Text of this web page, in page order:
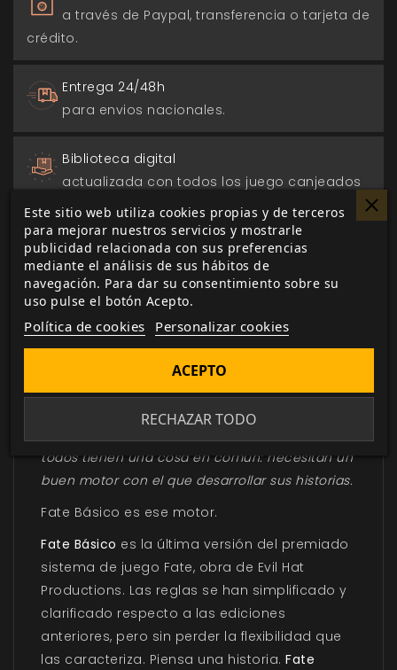
a través de Paypal, transferencia o tarjeta de
crédito.
Entrega 24/48h
para envios nacionales.
Biblioteca digital
actualizada con todos los juego canjeados
o comprados.
DESCRIPCIÓN
La suma sacerdotisa de una horda bárbara, un
pistolero no-muerto del Salvaje Oeste y un
alférez de la Fuerza Intergaláctica de Seguridad
todos tienen una cosa en común: necesitan un
buen motor con el que desarrollar sus historias.
Fate Básico es ese motor.
Fate Básico es la última versión del premiado
sistema de juego Fate, obra de Evil Hat
Productions. Las reglas se han simplificado y
clarificado respecto a las ediciones
anteriores, pero sin perder la flexibilidad que
las caracteriza. Piensa una historia. Fate
Este sitio web utiliza cookies propias y de terceros
para mejorar nuestros servicios y mostrarle
publicidad relacionada con sus preferencias
mediante el análisis de sus hábitos de
navegación. Para dar su consentimiento sobre su
uso pulse el botón Acepto.
Política de cookies Personalizar cookies
RECHAZAR TODO
ACEPTO